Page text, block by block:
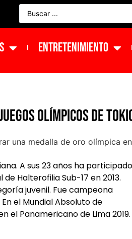
ENTRETENIMIENTO
Olímpicos de
. A sus 23 años ha
Halterofilia Sub-17 en 2013.
juvenil. Fue campeona
el Mundial Absoluto de
el Panamericano de Lima 2019. ​